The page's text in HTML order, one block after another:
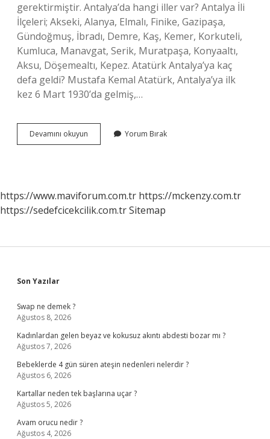
gerektirmiştir. Antalya’da hangi iller var? Antalya İli
İlçeleri; Akseki, Alanya, Elmalı, Finike, Gazipaşa,
Gündoğmuş, İbradı, Demre, Kaş, Kemer, Korkuteli,
Kumluca, Manavgat, Serik, Muratpaşa, Konyaaltı,
Aksu, Döşemealtı, Kepez. Atatürk Antalya’ya kaç
defa geldi? Mustafa Kemal Atatürk, Antalya’ya ilk
kez 6 Mart 1930’da gelmiş,…
Devamını okuyun
Hangi
Yorum Bırak
https://www.maviforum.com.tr https://mckenzy.com.tr
https://sedefcicekcilik.com.trSitemap
Sidebar
Son Yazılar
Swap ne demek ?
Ağustos 8, 2026
Kadınlardan gelen beyaz ve kokusuz akıntı abdesti bozar mı ?
Ağustos 7, 2026
Bebeklerde 4 gün süren ateşin nedenleri nelerdir ?
Ağustos 6, 2026
Kartallar neden tek başlarına uçar ?
Ağustos 5, 2026
Avam orucu nedir ?
Ağustos 4, 2026